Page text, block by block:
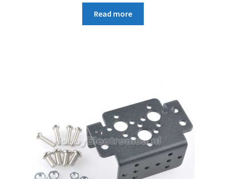
Read more